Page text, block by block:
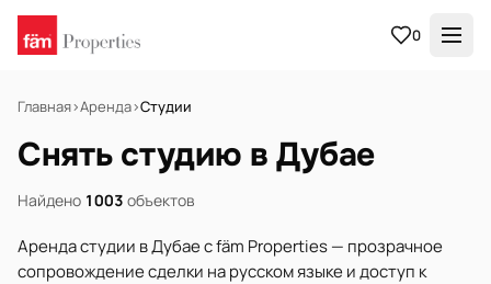
0
Главная›Аренда›Студии
Снять студию в Дубае
Найдено 1003 объектов
Аренда студии в Дубае с fäm Properties — прозрачное
сопровождение сделки на русском языке и доступ к